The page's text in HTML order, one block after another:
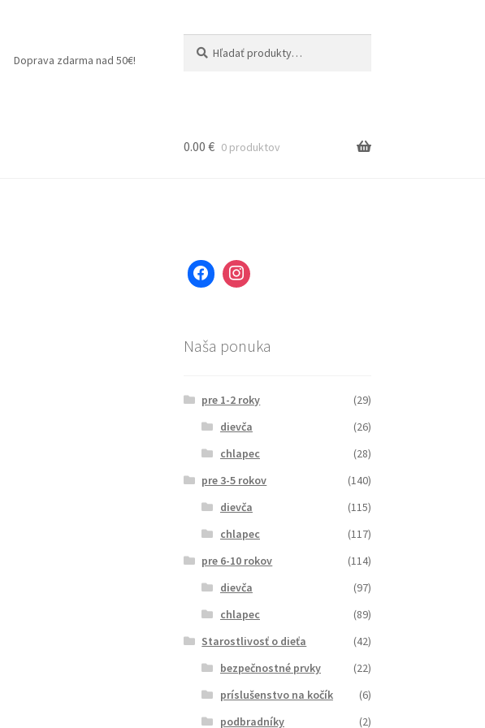
Doprava zdarma nad 50€!
0.00 € 0 produktov
Naša ponuka
pre 1-2 roky
(29)
dievča
(26)
chlapec
(28)
pre 3-5 rokov
(140)
dievča
(115)
chlapec
(117)
pre 6-10 rokov
(114)
dievča
(97)
chlapec
(89)
Starostlivosť o dieťa
(42)
bezpečnostné prvky
(22)
príslušenstvo na kočík
(6)
podbradníky
(2)